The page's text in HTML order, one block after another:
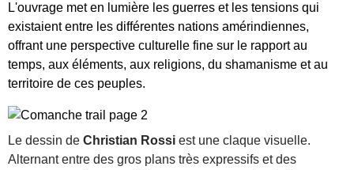
L'ouvrage met en lumière les guerres et les tensions qui
existaient entre les différentes nations amérindiennes,
offrant une perspective culturelle fine sur le rapport au
temps, aux éléments, aux religions, du shamanisme et au
territoire de ces peuples.
Le dessin de Christian Rossi est une claque visuelle.
Alternant entre des gros plans très expressifs et des